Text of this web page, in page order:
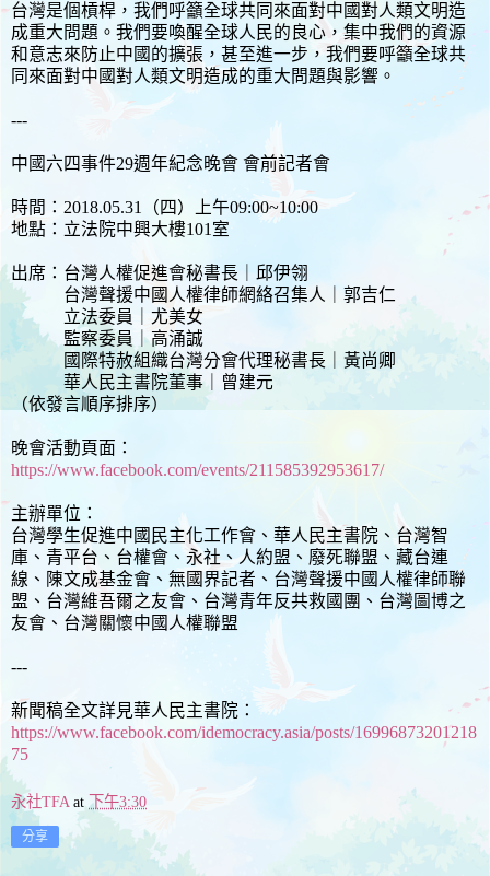
台灣是個槓桿，我們呼籲全球共同來面對中國對人類文明造
成重大問題。我們要喚醒全球人民的良心，集中我們的資源
和意志來防止中國的擴張，甚至進一步，我們要呼籲全球共
同來面對中國對人類文明造成的重大問題與影響。
---
中國六四事件29週年紀念晚會 會前記者會
時間：2018.05.31（四）上午09:00~10:00
地點：立法院中興大樓101室
出席：台灣人權促進會秘書長｜邱伊翎
台灣聲援中國人權律師網絡召集人｜郭吉仁
立法委員｜尤美女
監察委員｜高涌誠
國際特赦組織台灣分會代理秘書長｜黃尚卿
華人民主書院董事｜曾建元
（依發言順序排序）
晚會活動頁面：
https://www.facebook.com/events/211585392953617/
主辦單位：
台灣學生促進中國民主化工作會、華人民主書院、台灣智
庫、青平台、台權會、永社、人約盟、廢死聯盟、藏台連
線、陳文成基金會、無國界記者、台灣聲援中國人權律師聯
盟、台灣維吾爾之友會、台灣青年反共救國團、台灣圖博之
友會、台灣關懷中國人權聯盟
---
新聞稿全文詳見華人民主書院：
https://www.facebook.com/idemocracy.asia/posts/16996873201218
75
永社TFA at 下午3:30
分享